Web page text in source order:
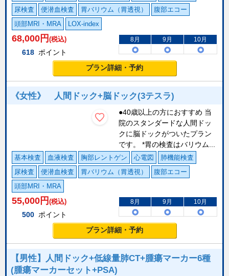
尿検査
便潜血検査 胃バリウム（胃透視）
腹部エコー
頭部MRI・MRA
LOX-index
68,000 円 (税込)
618 ポイント
8月 9月 10月
プラン詳細・予約
《女性》 人間ドック+脳ドック(3テスラ)
●40歳以上の方におすすめ 当
院のスタンダードな人間ドッ
クに脳ドックがついたプラン
です。 *胃の検査はバリウム...
基本検査 血液検査 胸部レントゲン 心電図
肺機能検査
尿検査
便潜血検査 胃バリウム（胃透視）
腹部エコー
頭部MRI・MRA
55,000 円 (税込)
500 ポイント
8月 9月 10月
プラン詳細・予約
【男性】人間ドック+低線量肺CT+腫瘍マーカー6種
(腫瘍マーカーセット+PSA)